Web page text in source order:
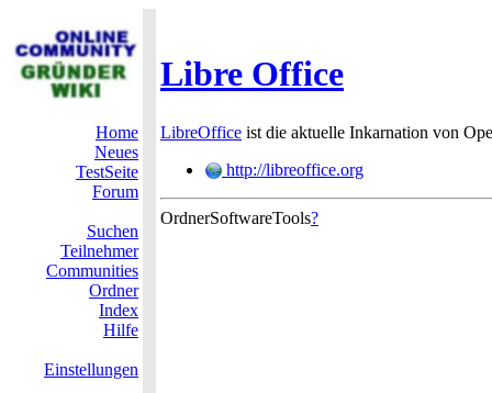
Libre Office
Home
Neues
TestSeite
Forum
Suchen
Teilnehmer
Communities
Ordner
Index
Hilfe
Einstellungen
LibreOffice ist die aktuelle Inkarnation von
http://libreoffice.org
OrdnerSoftwareTools?